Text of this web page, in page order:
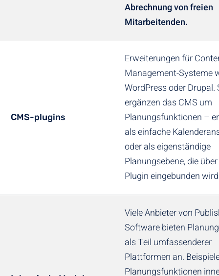
Abrechnung von freien
Mitarbeitenden.
CMS-plugins
Erweiterungen für
Management-Systeme
WordPress oder Drupal.
ergänzen das CMS um
Planungsfunktionen –
als einfache
oder als eigenständige
Planungsebene, die
Plugin eingebunden
Viele Anbieter von
Software bieten
als Teil umfassenderer
Plattformen an.
Planungsfunktionen